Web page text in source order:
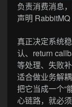
负责消费消息，
声明 RabbitMQ
真正决定系统
认、return
等处理、失败
适合做业务解
把它当成一个“
心链路，就必